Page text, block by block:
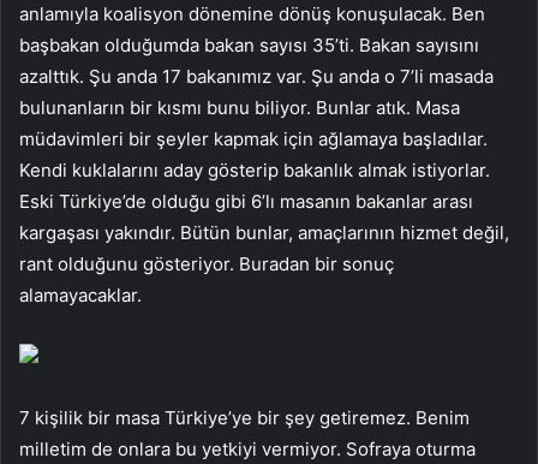
anlamıyla koalisyon dönemine dönüş konuşulacak. Ben
başbakan olduğumda bakan sayısı 35’ti. Bakan sayısını
azalttık. Şu anda 17 bakanımız var. Şu anda o 7’li masada
bulunanların bir kısmı bunu biliyor. Bunlar atık. Masa
müdavimleri bir şeyler kapmak için ağlamaya başladılar.
Kendi kuklalarını aday gösterip bakanlık almak istiyorlar.
Eski Türkiye’de olduğu gibi 6’lı masanın bakanlar arası
kargaşası yakındır. Bütün bunlar, amaçlarının hizmet değil,
rant olduğunu gösteriyor. Buradan bir sonuç
alamayacaklar.
7 kişilik bir masa Türkiye’ye bir şey getiremez. Benim
milletim de onlara bu yetkiyi vermiyor. Sofraya oturma